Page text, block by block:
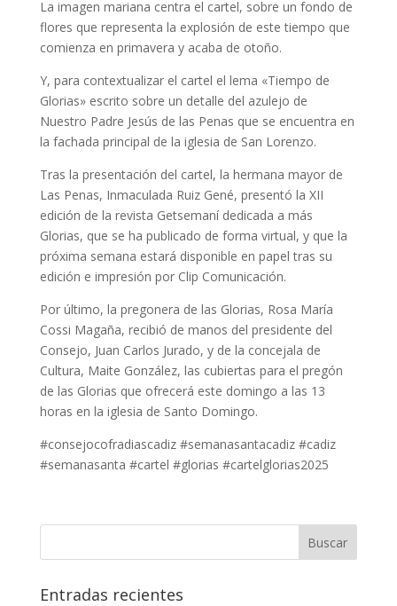
La imagen mariana centra el cartel, sobre un fondo de
flores que representa la explosión de este tiempo que
comienza en primavera y acaba de otoño.
Y, para contextualizar el cartel el lema «Tiempo de
Glorias» escrito sobre un detalle del azulejo de
Nuestro Padre Jesús de las Penas que se encuentra en
la fachada principal de la iglesia de San Lorenzo.
Tras la presentación del cartel, la hermana mayor de
Las Penas, Inmaculada Ruiz Gené, presentó la XII
edición de la revista Getsemaní dedicada a más
Glorias, que se ha publicado de forma virtual, y que la
próxima semana estará disponible en papel tras su
edición e impresión por Clip Comunicación.
Por último, la pregonera de las Glorias, Rosa María
Cossi Magaña, recibió de manos del presidente del
Consejo, Juan Carlos Jurado, y de la concejala de
Cultura, Maite González, las cubiertas para el pregón
de las Glorias que ofrecerá este domingo a las 13
horas en la iglesia de Santo Domingo.
#consejocofradiascadiz #semanasantacadiz #cadiz
#semanasanta #cartel #glorias #cartelglorias2025
Entradas recientes